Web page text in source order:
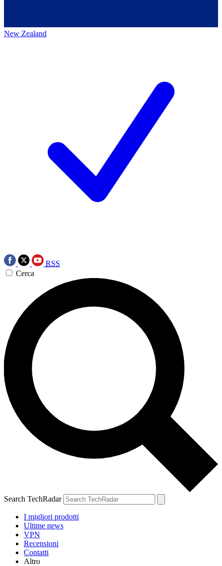
New Zealand
RSS
Cerca
Search TechRadar
I migliori prodotti
Ultime news
VPN
Recensioni
Contatti
Altro